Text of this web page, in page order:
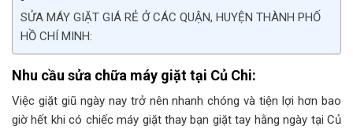
SỬA MÁY GIẶT GIÁ RẺ Ở CÁC QUẬN, HUYỆN THÀNH PHỐ
HỒ CHÍ MINH:
Nhu cầu sửa chữa máy giặt tại Củ Chi:
Việc giặt giũ ngày nay trở nên nhanh chóng và tiện lợi hơn bao
giờ hết khi có chiếc máy giặt thay bạn giặt tay hằng ngày tại Củ